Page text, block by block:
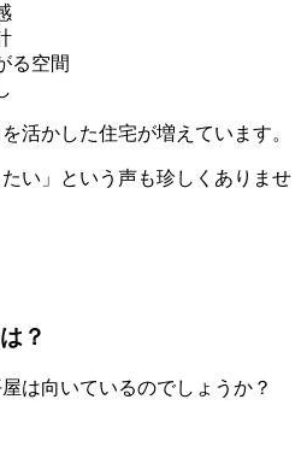
る空間
活かした住宅が増えています。
い」という声も珍しくありませ
？
は向いているのでしょうか？